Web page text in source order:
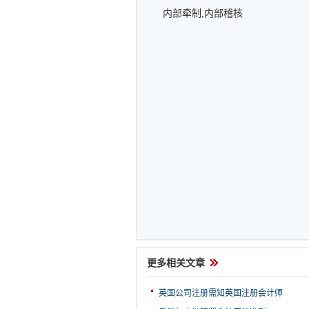
内部牵制,内部稽核
更多相关文章
英国公司注册需知英国注册会计师